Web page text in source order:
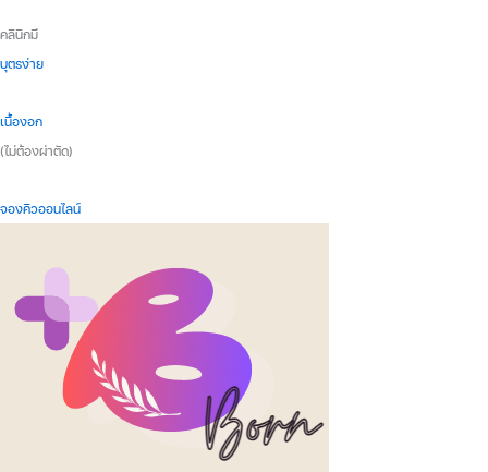
คลินิกมี
บุตรง่าย
เนื้องอก
(ไม่ต้องผ่าตัด)
จองคิวออนไลน์